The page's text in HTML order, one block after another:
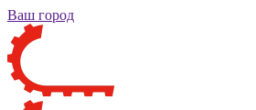
Ваш город